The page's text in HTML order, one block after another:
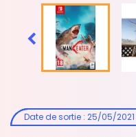

Date de sortie: 25/05/2021